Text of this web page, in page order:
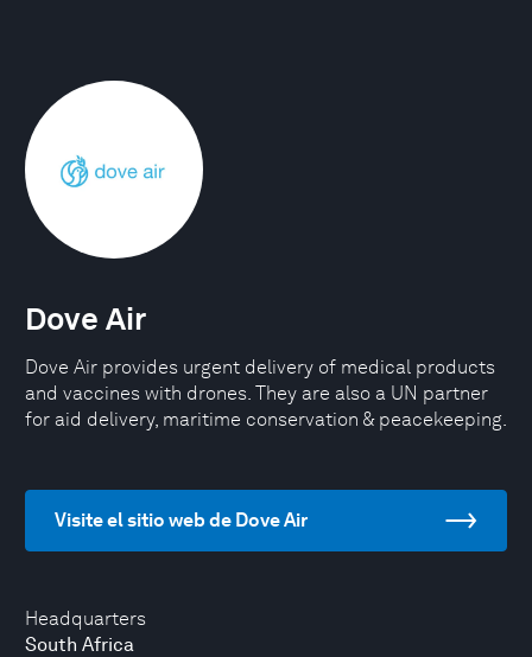
Headquarters
South Africa
Dove Air
Dove Air provides urgent delivery of medical products
and vaccines with drones. They are also a UN partner
for aid delivery, maritime conservation & peacekeeping.
Visite el sitio web de Dove Air